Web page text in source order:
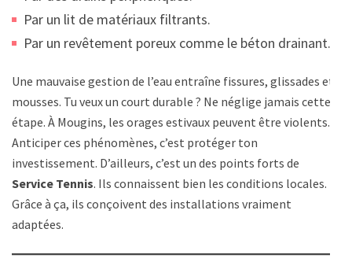
Par un lit de matériaux filtrants.
Par un revêtement poreux comme le béton drainant.
Une mauvaise gestion de l’eau entraîne fissures, glissades et
mousses. Tu veux un court durable ? Ne néglige jamais cette
étape. À Mougins, les orages estivaux peuvent être violents.
Anticiper ces phénomènes, c’est protéger ton
investissement. D’ailleurs, c’est un des points forts de
Service Tennis. Ils connaissent bien les conditions locales.
Grâce à ça, ils conçoivent des installations vraiment
adaptées.